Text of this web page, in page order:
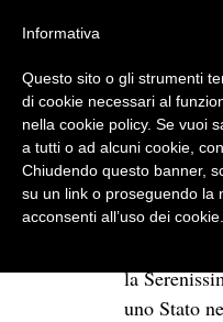
Essere
Marino
la
uno Stato
Informativa
Questo sito o gli strumenti
di cookie necessari al
nella cookie policy. Se vuoi
a tutti o ad alcuni cookie,
Chiudendo questo banner,
su un link o proseguendo la
acconsenti all’uso dei cookie.